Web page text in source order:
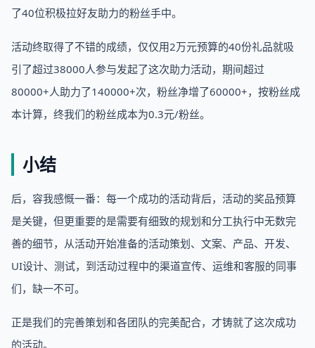
了40位积极拉好友助力的粉丝手中。
活动终取得了不错的成绩，仅仅用2万元预算的40份礼品就吸
引了超过38000人参与发起了这次助力活动，期间超过
80000+人助力了140000+次，粉丝净增了60000+，按粉丝成
本计算，终我们的粉丝成本为0.3元/粉丝。
小结
后，容我感慨一番：每一个成功的活动背后，活动的奖品预算
是关键，但更重要的是需要有细致的规划和分工执行中无数完
善的细节，从活动开始准备的活动策划、文案、产品、开发、
UI设计、测试，到活动过程中的渠道宣传、运维和客服的同事
们，缺一不可。
正是我们的完善策划和各团队的完美配合，才铸就了这次成功
的活动。